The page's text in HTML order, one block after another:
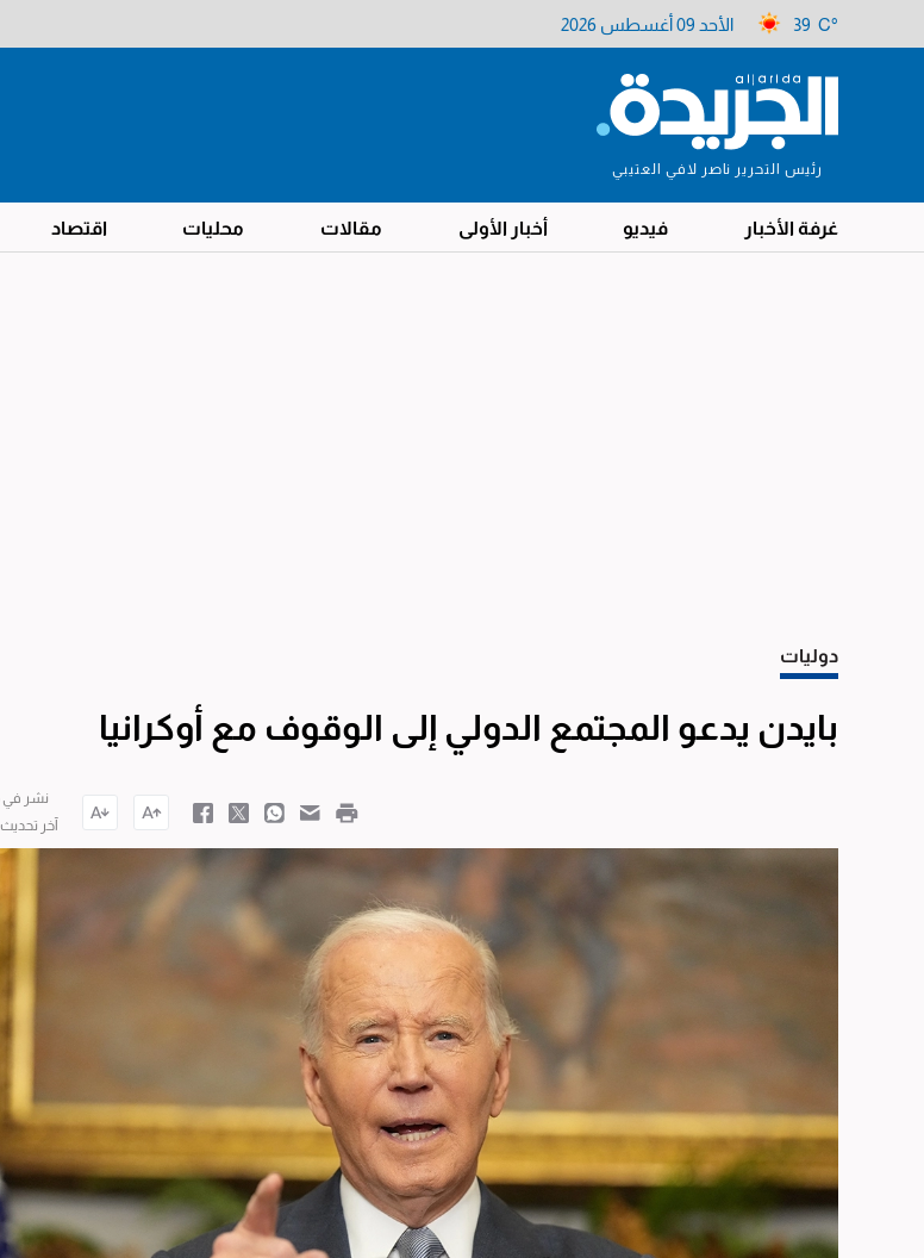
39 C° الأحد 09 أغسطس 2026
رئيس التحرير ناصر لافي العتيبي
غرفة الأخبار فيديو أخبار الأولى مقالات محليات اقتصاد
دوليات
بايدن يدعو المجتمع الدولي إلى الوقوف مع أوكرانيا
نشر في 26-12-2024 | 09:22
آخر تحديث 26-12-2024 | 17:04